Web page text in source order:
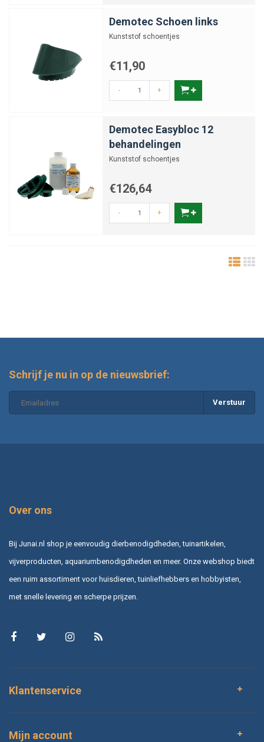
Demotec Schoen links
Kunststof schoentjes
€11,90
- +
Demotec Easybloc 12
behandelingen
Kunststof schoentjes
€126,64
- +
Schrijf je nu in op de nieuwsbrief:
Verstuur
Over ons
Bij Junai.nl shop je eenvoudig dierbenodigdheden, tuinartikelen,
vijverproducten, aquariumbenodigdheden en meer. Onze webshop biedt
een ruim assortiment voor huisdieren, tuinliefhebbers en hobbyisten,
met snelle levering en scherpe prijzen.
Klantenservice
Mijn account